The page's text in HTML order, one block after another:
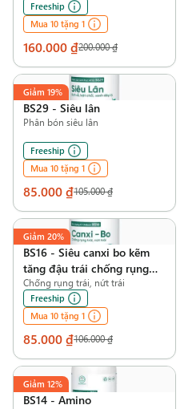
Freeship
Mua 10 tặng 1
160.000 ₫200.000 ₫
Giảm 19%
BS29 - Siêu lân
Phân bón siêu lân
Freeship
Mua 10 tặng 1
85.000 ₫105.000 ₫
Giảm 20%
BS16 - Siêu canxi bo kẽm
tăng đậu trái chống rụng
hoa trái non
Chống rụng trái, nứt trái
Freeship
Mua 10 tặng 1
85.000 ₫106.000 ₫
Giảm 12%
BS14 - Amino